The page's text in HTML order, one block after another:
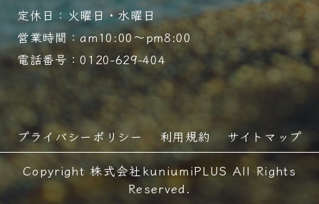
定休日：火曜日・水曜日
営業時間：am10:00～pm8:00
電話番号：0120-629-404
プライバシーポリシー 利用規約
サイトマップ
Copyright 株式会社kuniumiPLUS All Rights
Reserved.